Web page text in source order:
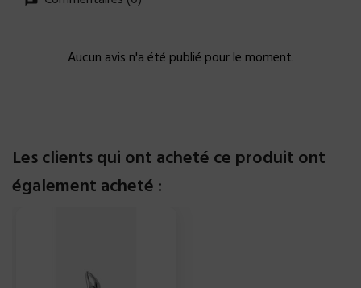
Aucun avis n'a été publié pour le moment.
Les clients qui ont acheté ce produit ont
également acheté :